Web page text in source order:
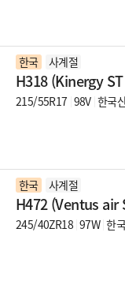
한국 사계절
H318 (Kinergy
215/55R17 98V 한국
한국 사계절
H472 (Ventus air
245/40ZR18 97W 한